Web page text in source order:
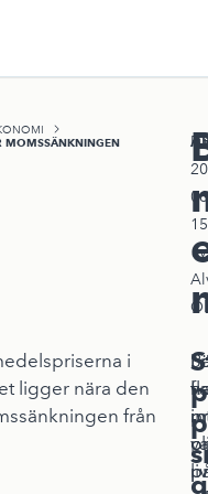
MOMSSÄNKNINGEN
15
av
i
ligger nära den
från